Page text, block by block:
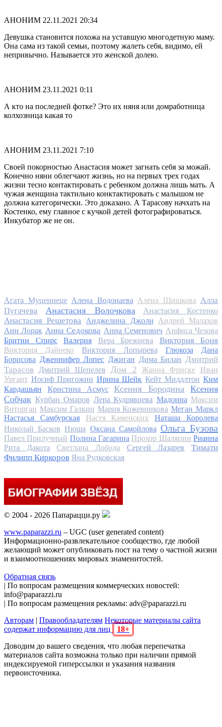
АНОНИМ 22.11.2021 20:34
Девушка становится похожа на уставшую многодетную маму.
Она сама из такой семьи, поэтому жалеть себя, видимо, ей
непривычно. Называется это женской долею.
АНОНИМ 23.11.2021 0:11
А кто на последней фотке? Это их няня или домработница
колхозница какая то
АНОНИМ 23.11.2021 7:10
Своей покорностью Анастасия может загнать себя за можай.
Конечно няни облегчают жизнь, но на первых трех годах
жизни тесно контактировать с ребенком должна лишь мать. А
чужая женщина тактильно конктактировать с малышом не
должна категорически. Это доказано. А Тарасову начхать на
Костенко, ему главное с кучкой детей фотографироваться.
Инкубатор же не он.
Агата Муцениеце Алена Водонаева Алена Шишкова Алла
Пугачева
Анастасия Волочкова Анастасия Костенко
Анастасия Решетова Анджелина Джоли
Андрей Малахов
Ани Лорак Анна Седокова Анна Семенович Анфиса Чехова
Бритни Спирс
Валерия Вера Брежнева Виктория Боня
Виктория Дайнеко Виктория Лопырева Глюкоза
Дана
Борисова Дженнифер Лопес Джиган Дима Билан Дмитрий
Тарасов
Дмитрий Шепелев Дом 2 Жанна Фриске
Иван
Ургант Иосиф Пригожин Ирина Шейк Кейт Миддлтон Ким
Кардашьян
Кристина Асмус Ксения Бородина
Ксения
Собчак Курбан Омаров Лера Кудрявцева Мадонна Максим
Виторган Максим Галкин Мария Кожевникова Меган Маркл
Настасья Самбурская
Настя Каменских
Наташа Королева
Николай Басков Нюша Оксана Самойлова Ольга Бузова
Павел Прилучный Полина Гагарина Прохор Шаляпин Рианна
Рита Дакота
Светлана Лобода Сергей Лазарев
Тимати
Филипп Киркоров Яна Рудковская
© 2004 - 2026 Папарацци.ру
www.paparazzi.ru – UGC (user generated content)
Информационно-развлекательное сообщество, где любой
желающий может опубликовать пост на тему о частной жизни
и взаимоотношениях мировых знаменитостей.
Обратная связь
| По вопросам размещения коммерческих новостей:
info@paparazzi.ru
| По вопросам размещения рекламы: adv@paparazzi.ru
Авторам | Правообладателям Некоторые материалы сайта
содержат информацию для лиц
18+
Доводим до вашего сведения, что любая перепечатка
материалов сайта возможна только при наличии прямой
индексируемой гиперссылки и указания названия
первоисточника.